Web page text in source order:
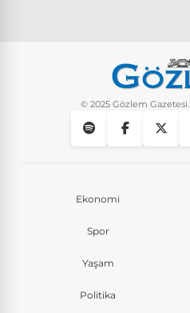
© 2025 Gözlem Gazetesi.
Ekonomi
Spor
Yaşam
Politika